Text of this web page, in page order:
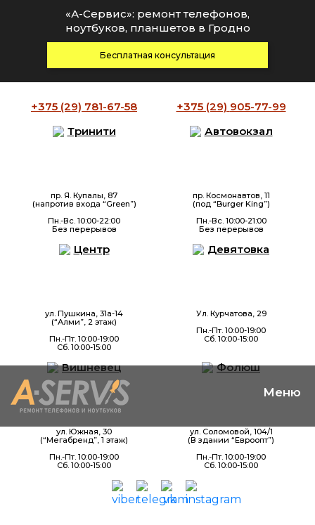
+375 (29) 781-67-58 +375 (29) 905-77-99
Тринити
пр. Я. Купалы, 87
(напротив входа “Green”)
Пн.-Вс. 10:00-22:00
Без перерывов
Автовокзал
пр. Космонавтов, 11
(под “Burger King”)
Пн.-Вс. 10:00-21:00
Без перерывов
Центр
ул. Пушкина, 31а-14
(“Алми”, 2 этаж)
Пн.-Пт. 10:00-19:00
Сб. 10:00-15:00
Девятовка
Ул. Курчатова, 29
Пн.-Пт. 10:00-19:00
Сб. 10:00-15:00
Вишневец
ул. Южная, 30
(“Мегабренд”, 1 этаж)
Пн.-Пт. 10:00-19:00
Сб. 10:00-15:00
Фолюш
ул. Соломовой, 104/1
(В здании “Евроопт”)
Пн.-Пт. 10:00-19:00
Сб. 10:00-15:00
«А-Сервис»: ремонт телефонов,
ноутбуков, планшетов в Гродно
Бесплатная консультация